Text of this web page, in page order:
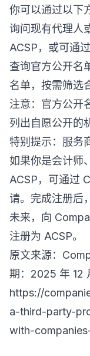
你可以通过以下
询问现有代理人
ACSP，或可通
查询官方公开名
名单，按需筛选
注意：官方公开
列出自愿公开的
特别提示：服务
如果你是会计师
ACSP，可通过
请。完成注册后
未来，向
注册为 ACSP。
原文来源：
期：2025 年 12
https://
a-third-party-
with-